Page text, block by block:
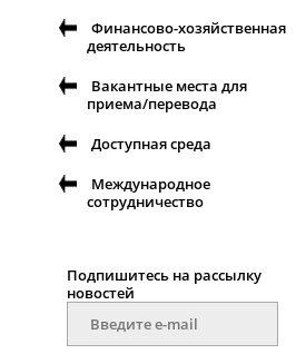
Финансово-хозяйственная
деятельность
Вакантные места для
приема/перевода
Доступная среда
Международное
сотрудничество
Подпишитесь на рассылку
новостей